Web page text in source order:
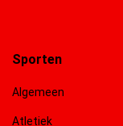
Sporten
Algemeen
Atletiek